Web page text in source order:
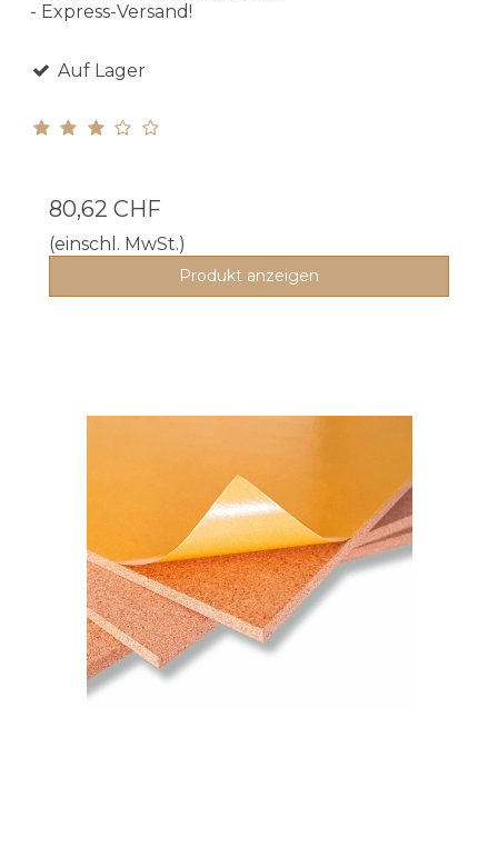
- Express-Versand!
Auf Lager
80,62 CHF
(einschl. MwSt.)
Produkt anzeigen